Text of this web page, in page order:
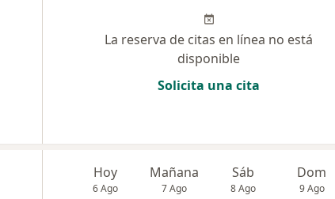
La reserva de citas en línea no está
disponible
Solicita una cita
Hoy
6 Ago
Mañana
7 Ago
Sáb
8 Ago
Dom
9 Ago